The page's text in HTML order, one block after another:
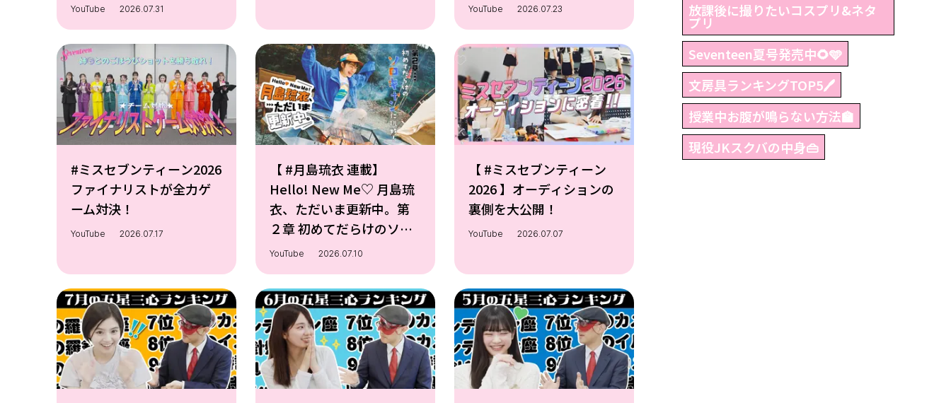
YouTube 2026.07.31 YouTube 2026.07.23
#ミスセブンティーン2026
ファイナリストが全力ゲ
ーム対決！
YouTube 2026.07.17
【 #月島琉衣 連載】
Hello! New Me♡ 月島琉
衣、ただいま更新中。第
２章 初めてだらけのソロ
キャンに挑戦！
YouTube 2026.07.10
【 #ミスセブンティーン
2026 】オーディションの
裏側を大公開！
YouTube 2026.07.07
放課後に撮りたいコスプリ&ネタ
プリ
Seventeen夏号発売中🌻🩵
文房具ランキングTOP5🖊
授業中お腹が鳴らない方法🏫
現役JKスクバの中身👜